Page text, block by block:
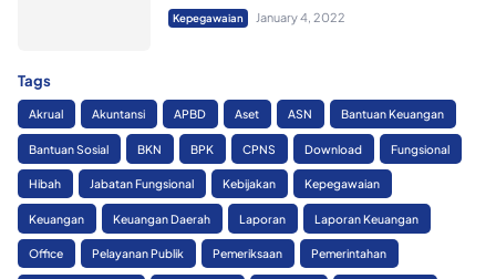
Kepegawaian January 4, 2022
Tags
Akrual Akuntansi APBD Aset ASN Bantuan Keuangan
Bantuan Sosial BKN BPK CPNS Download Fungsional
Hibah Jabatan Fungsional Kebijakan Kepegawaian
Keuangan Keuangan Daerah Laporan Laporan Keuangan
Office Pelayanan Publik Pemeriksaan Pemerintahan